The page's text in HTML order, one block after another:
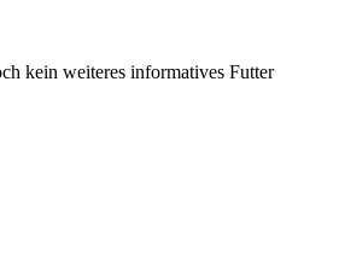
kein weiteres informatives Futter